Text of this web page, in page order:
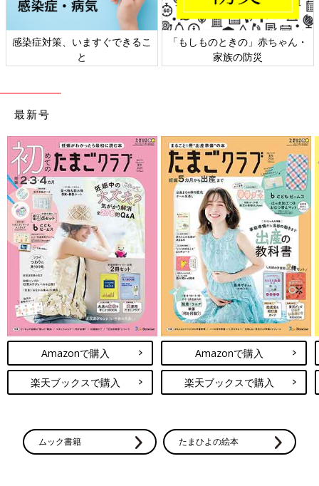
感染症対策、いますぐできるこ
と
「もしものときの」赤ちゃん・
家族の防災
最新号
Amazonで購入
楽天ブックスで購入
Amazonで購入
楽天ブックスで購入
ムック書籍 たまひよの絵本